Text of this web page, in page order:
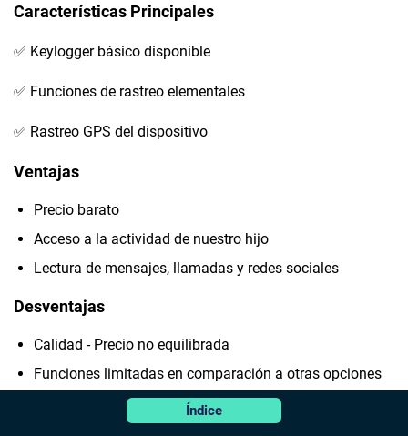
Índice
Características Principales
✅ Keylogger básico disponible
✅ Funciones de rastreo elementales
✅ Rastreo GPS del dispositivo
Ventajas
Precio barato
Acceso a la actividad de nuestro hijo
Lectura de mensajes, llamadas y redes sociales
Desventajas
Calidad - Precio no equilibrada
Funciones limitadas en comparación a otras opciones
9. FlexiSPY